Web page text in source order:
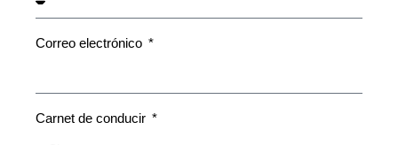
Correo electrónico
Carnet de conducir